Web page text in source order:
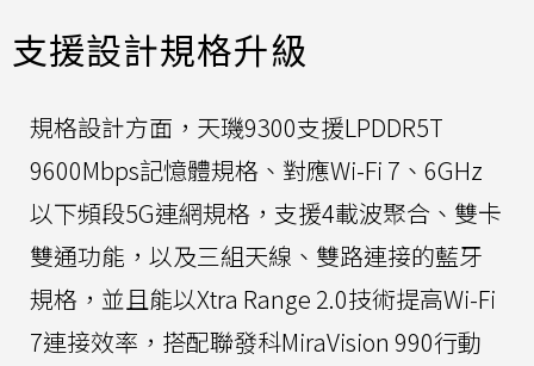
支援設計規格升級
規格設計方面，天璣9300支援LPDDR5T
9600Mbps記憶體規格、對應Wi-Fi 7、6GHz
以下頻段5G連網規格，支援4載波聚合、雙卡
雙通功能，以及三組天線、雙路連接的藍牙
規格，並且能以Xtra Range 2.0技術提高Wi-Fi
7連接效率，搭配聯發科MiraVision 990行動